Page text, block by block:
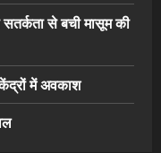
सतर्कता से बची मासूम की
में अवकाश